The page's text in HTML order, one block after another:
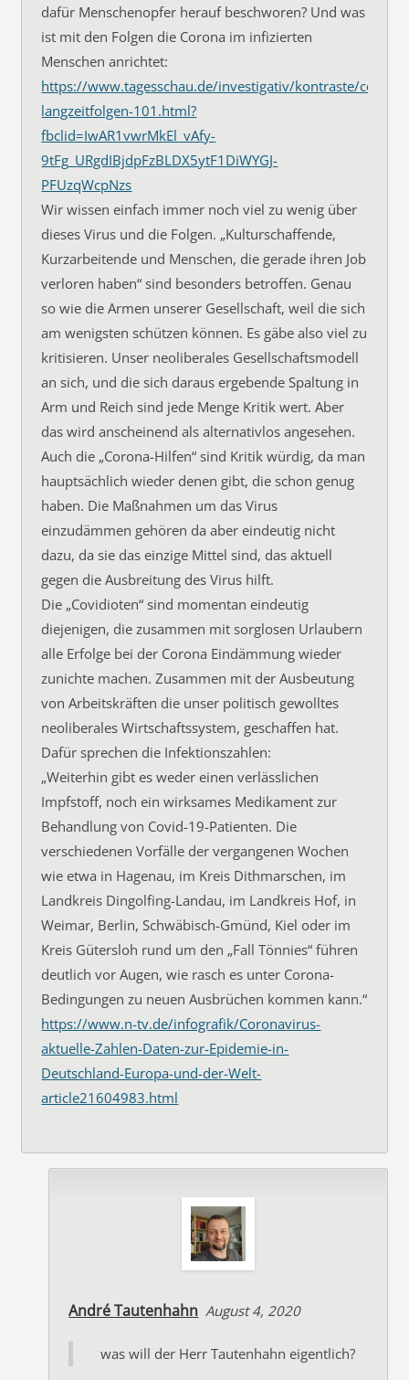
dafür Menschenopfer herauf beschworen? Und was
ist mit den Folgen die Corona im infizierten
Menschen anrichtet:
https://www.tagesschau.de/investigativ/kontraste/
langzeitfolgen-101.html?
fbclid=IwAR1vwrMkEl_vAfy-
9tFg_URgdIBjdpFzBLDX5ytF1DiWYGJ-
PFUzqWcpNzs
Wir wissen einfach immer noch viel zu wenig über
dieses Virus und die Folgen. „Kulturschaffende,
Kurzarbeitende und Menschen, die gerade ihren Job
verloren haben“ sind besonders betroffen. Genau
so wie die Armen unserer Gesellschaft, weil die sich
am wenigsten schützen können. Es gäbe also viel zu
kritisieren. Unser neoliberales Gesellschaftsmodell
an sich, und die sich daraus ergebende Spaltung in
Arm und Reich sind jede Menge Kritik wert. Aber
das wird anscheinend als alternativlos angesehen.
Auch die „Corona-Hilfen“ sind Kritik würdig, da man
hauptsächlich wieder denen gibt, die schon genug
haben. Die Maßnahmen um das Virus
einzudämmen gehören da aber eindeutig nicht
dazu, da sie das einzige Mittel sind, das aktuell
gegen die Ausbreitung des Virus hilft.
Die „Covidioten“ sind momentan eindeutig
diejenigen, die zusammen mit sorglosen Urlaubern
alle Erfolge bei der Corona Eindämmung wieder
zunichte machen. Zusammen mit der Ausbeutung
von Arbeitskräften die unser politisch gewolltes
neoliberales Wirtschaftssystem, geschaffen hat.
Dafür sprechen die Infektionszahlen:
„Weiterhin gibt es weder einen verlässlichen
Impfstoff, noch ein wirksames Medikament zur
Behandlung von Covid-19-Patienten. Die
verschiedenen Vorfälle der vergangenen Wochen
wie etwa in Hagenau, im Kreis Dithmarschen, im
Landkreis Dingolfing-Landau, im Landkreis Hof, in
Weimar, Berlin, Schwäbisch-Gmünd, Kiel oder im
Kreis Gütersloh rund um den „Fall Tönnies“ führen
deutlich vor Augen, wie rasch es unter Corona-
Bedingungen zu neuen Ausbrüchen kommen kann.“
https://www.n-tv.de/infografik/Coronavirus-
aktuelle-Zahlen-Daten-zur-Epidemie-in-
Deutschland-Europa-und-der-Welt-
article21604983.html
André Tautenhahn August 4, 2020
was will der Herr Tautenhahn eigentlich?